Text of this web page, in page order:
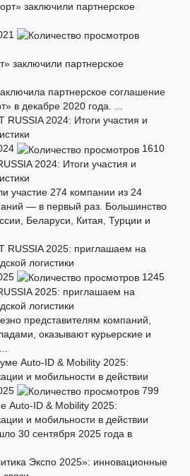
заключили партнерское
партнерское соглашение
в декабре 2020 года. ...
1610
2024: Итоги участия и
участие 274 компании из 24
— в первый раз. Большинство
Беларуси, Китая, Турции и
1245
2025: приглашаем на
логистики
представителям компаний,
оказывают курьерские и
799
Auto-ID & Mobility 2025:
и мобильности в действии
30 сентября 2025 года в